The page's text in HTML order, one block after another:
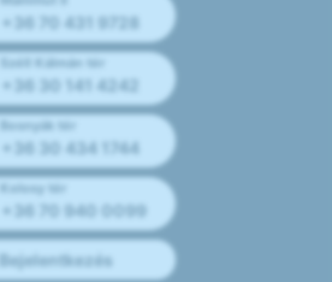
+36 70 431 9728
Széll Kálmán tér
+36 30 141 4242
Bosnyák tér
+36 30 434 1744
Kolosy tér
+36 70 940 0099
Bejelentkezés